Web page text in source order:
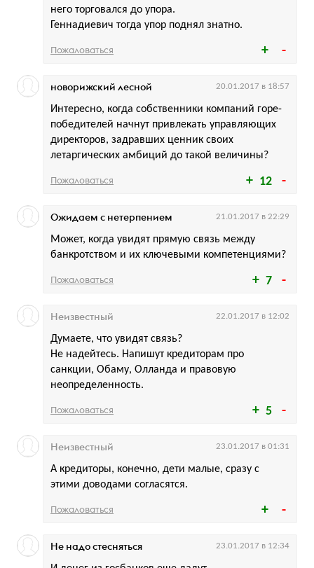
него торговался до упора.
Геннадиевич тогда упор поднял знатно.
Пожаловаться
12
Интересно, когда собственники компаний горе-
победителей начнут привлекать управляющих
директоров, задравших ценник своих
летаргических амбиций до такой величины?
новорижский лесной 20.01.2017 в 18:57
Пожаловаться
7
Может, когда увидят прямую связь между
банкротством и их ключевыми компетенциями?
Ожидаем с нетерпением 21.01.2017 в 22:29
Пожаловаться
5
Думаете, что увидят связь?
Не надейтесь. Напишут кредиторам про
санкции, Обаму, Олланда и правовую
неопределенность.
Неизвестный 22.01.2017 в 12:02
Пожаловаться
А кредиторы, конечно, дети малые, сразу с
этими доводами согласятся.
Неизвестный 23.01.2017 в 01:31
Пожаловаться
Не надо стесняться 23.01.2017 в 12:34